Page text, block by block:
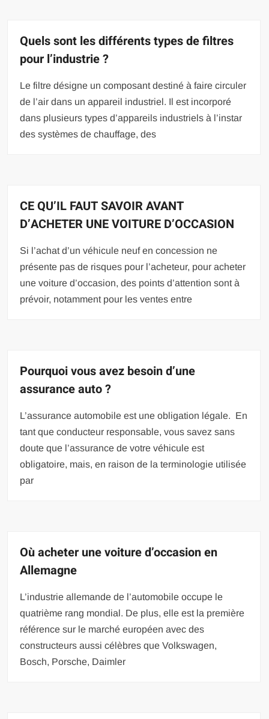
Quels sont les différents types de filtres
pour l’industrie ?
Le filtre désigne un composant destiné à faire circuler
de l’air dans un appareil industriel. Il est incorporé
dans plusieurs types d’appareils industriels à l’instar
des systèmes de chauffage, des
CE QU’IL FAUT SAVOIR AVANT
D’ACHETER UNE VOITURE D’OCCASION
Si l’achat d’un véhicule neuf en concession ne
présente pas de risques pour l’acheteur, pour acheter
une voiture d’occasion, des points d’attention sont à
prévoir, notamment pour les ventes entre
Pourquoi vous avez besoin d’une
assurance auto ?
L’assurance automobile est une obligation légale. En
tant que conducteur responsable, vous savez sans
doute que l’assurance de votre véhicule est
obligatoire, mais, en raison de la terminologie utilisée
par
Où acheter une voiture d’occasion en
Allemagne
L’industrie allemande de l’automobile occupe le
quatrième rang mondial. De plus, elle est la première
référence sur le marché européen avec des
constructeurs aussi célèbres que Volkswagen,
Bosch, Porsche, Daimler